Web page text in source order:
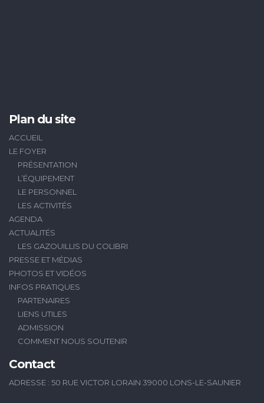
Plan du site
ACCUEIL
LE FOYER
PRÉSENTATION
L’ÉQUIPEMENT
LE PERSONNEL
LES ACTIVITÉS
AGENDA
ACTUALITÉS
LES GAZOUILLIS DU COLIBRI
PRESSE ET MÉDIAS
PHOTOS ET VIDÉOS
INFOS PRATIQUES
PARTENAIRES
LIENS UTILES
ADMISSION
COMMENT NOUS SOUTENIR
Contact
ADRESSE : 50 RUE VICTOR LORAIN 39000 LONS-LE-SAUNIER